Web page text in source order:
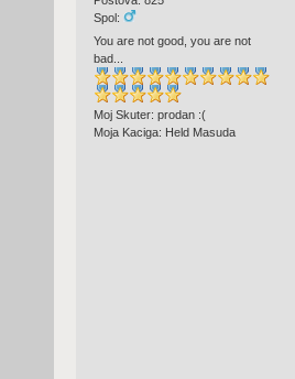
Spol:
You are not good, you are not
bad...
Moj Skuter: prodan :(
Moja Kaciga: Held Masuda